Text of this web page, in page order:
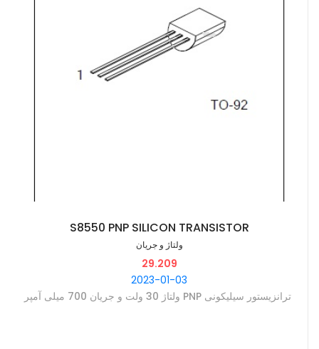
S8550 PNP SILICON TRANSISTOR
ولتاژ و جریان
29.209
2023-01-03